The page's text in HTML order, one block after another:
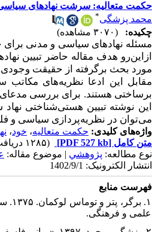
حکمت متعالیه: سرشت نهادهای
محمد پزشگی*
چکیده: (۳۰۷۰ مشاهده)
مسئله نهادهای سیاسی و مدنی
ازاین‌رو هدف مقاله حاضر تبیین
مورد بحث برگرفته از حقیقت وجودی
مقابل این ادعا نظریه‌های مکاتب
برساختی هستند. برای بررسی
این نوشته تبیین هستی‌شناختی
می‌توان در نظریه‌پردازی سیاسی و
واژه‌های کلیدی: حکمت متعالیه، خود،
متن کامل [PDF 527 kb]
(۱۲۸۵ دریافت)
نوع مطالعه: پژوهشي | موضوع مقاله:
انتشار الکترونیک: 1402/9/1
فهرست منابع
۱.
علمی و فرهنگی.